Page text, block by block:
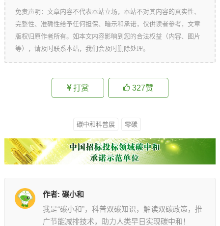
免责声明：文章内容不代表本站立场，本站不对其内容的真实性、
完整性、准确性给予任何担保、暗示和承诺，仅供读者参考，文章
版权归原作者所有。如本文内容影响到您的合法权益（内容、图片
等），请及时联系本站，我们会及时删除处理。
打赏 327赞
碳中和科普展 零碳
作者: 碳小和
我是“碳小和”，科普双碳知识，解读双碳政策，推
广节能减排技术，助力人类早日实现碳中和！